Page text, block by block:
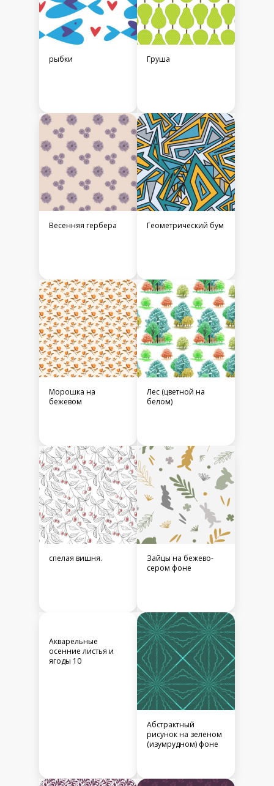
рыбки Груша
Весенняя гербера Геометрический бум
Морошка на
бежевом
Лес (цветной на
белом)
спелая вишня.
Зайцы на бежево-
сером фоне
Акварельные
осенние листья и
ягоды 10
Абстрактный
рисунок на зеленом
(изумрудном) фоне